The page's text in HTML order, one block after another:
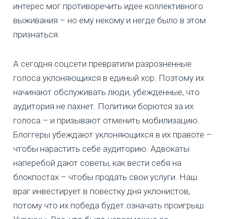
интерес мог противоречить идее коллективного
выживания – но ему некому и негде было в этом
признаться.
А сегодня соцсети превратили разрозненные
голоса уклоняющихся в единый хор. Поэтому их
начинают обслуживать люди, убежденные, что
аудитория не пахнет. Политики борются за их
голоса – и призывают отменить мобилизацию.
Блоггеры убеждают уклоняющихся в их правоте –
чтобы нарастить себе аудиторию. Адвокаты
наперебой дают советы, как вести себя на
блокпостах – чтобы продать свои услуги. Наш
враг инвестирует в повестку дня уклонистов,
потому что их победа будет означать проигрыш